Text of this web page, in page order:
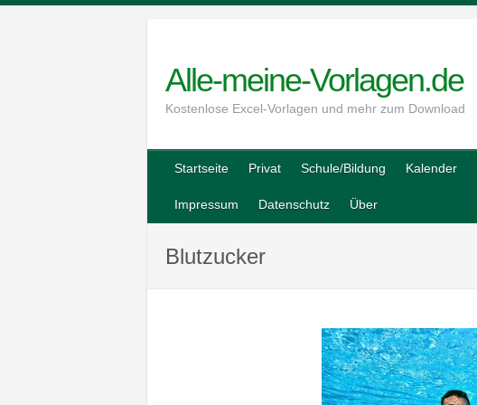
Alle-meine-Vorlagen.de
Kostenlose Excel-Vorlagen und mehr zum Download
Startseite Privat Schule/Bildung Kalender
Impressum Datenschutz Über
Blutzucker